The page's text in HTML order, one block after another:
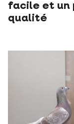
facile et un
qualité